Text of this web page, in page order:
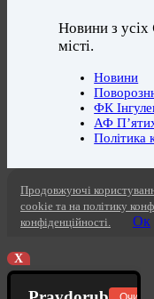
Новини з усіх
місті.
Новини
ФК
АФ
Політика
Продовжуючі
cookie та на політику
конфіденційності.
Ок
X